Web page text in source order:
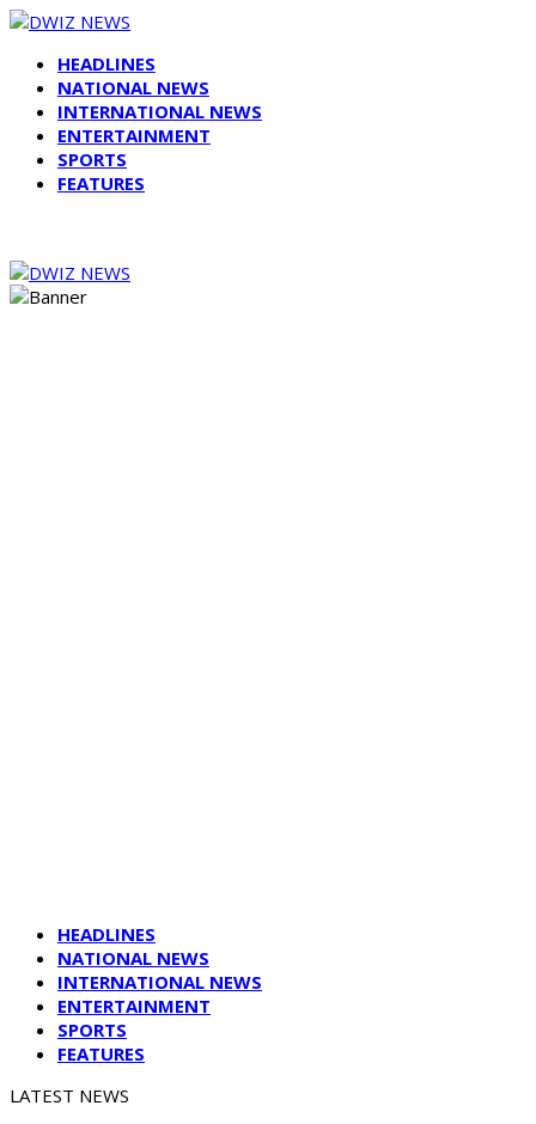
HEADLINES
NATIONAL NEWS
INTERNATIONAL NEWS
ENTERTAINMENT
SPORTS
FEATURES
HEADLINES
NATIONAL NEWS
INTERNATIONAL NEWS
ENTERTAINMENT
SPORTS
FEATURES
LATEST NEWS